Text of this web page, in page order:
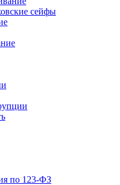
сейфы
по 123-ФЗ